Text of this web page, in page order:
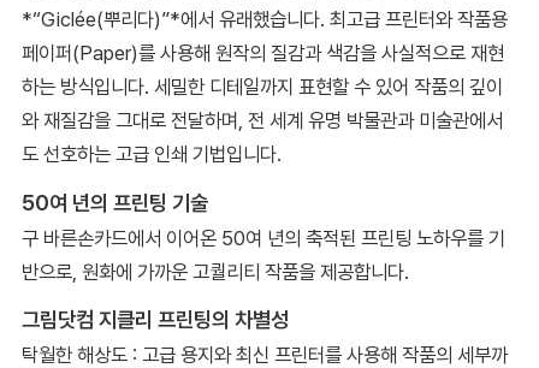
*“Giclée(뿌리다)”*에서 유래했습니다. 최고급 프린터와 작품용
페이퍼(Paper)를 사용해 원작의 질감과 색감을 사실적으로 재현
하는 방식입니다. 세밀한 디테일까지 표현할 수 있어 작품의 깊이
와 재질감을 그대로 전달하며, 전 세계 유명 박물관과 미술관에서
도 선호하는 고급 인쇄 기법입니다.
50여 년의 프린팅 기술
구 바른손카드에서 이어온 50여 년의 축적된 프린팅 노하우를 기
반으로, 원화에 가까운 고퀄리티 작품을 제공합니다.
그림닷컴 지클리 프린팅의 차별성
탁월한 해상도 : 고급 용지와 최신 프린터를 사용해 작품의 세부까